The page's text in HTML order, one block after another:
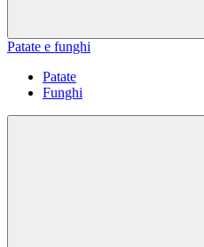
Patate e funghi
Patate
Funghi